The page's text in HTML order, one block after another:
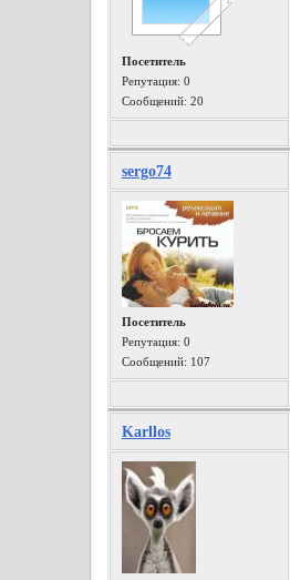
Посетитель
Репутация: 0
Сообщений: 20
sergo74
Посетитель
Репутация: 0
Сообщений: 107
Karllos